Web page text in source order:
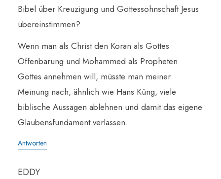
Bibel über Kreuzigung und Gottessohnschaft Jesus
übereinstimmen?
Wenn man als Christ den Koran als Gottes
Offenbarung und Mohammed als Propheten
Gottes annehmen will, müsste man meiner
Meinung nach, ähnlich wie Hans Küng, viele
biblische Aussagen ablehnen und damit das eigene
Glaubensfundament verlassen.
Antworten
EDDY